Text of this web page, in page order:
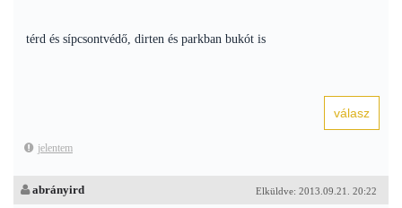
térd és sípcsontvédő, dirten és parkban bukót is
jelentem
Elküldve: 2013.09.21. 20:22
abrányird